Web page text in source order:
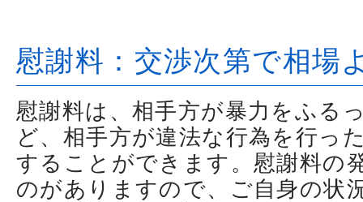
慰謝料：交渉次第で相場
慰謝料は、相手方が暴力をふる
ど、相手方が違法な行為を行っ
することができます。慰謝料の
のがありますので、ご自身の状